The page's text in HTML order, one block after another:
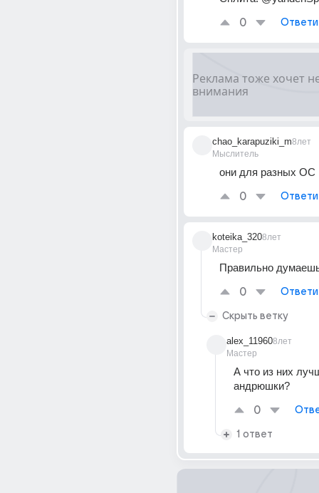
0
chao_karapuziki_m
Мыслитель
8лет
они для разных ОС
0
koteika_320
Мастер
8лет
Правильно
0
Скрыть ветку
alex_11960
Мастер
8лет
А что из них
андрюшки?
0
1 ответ